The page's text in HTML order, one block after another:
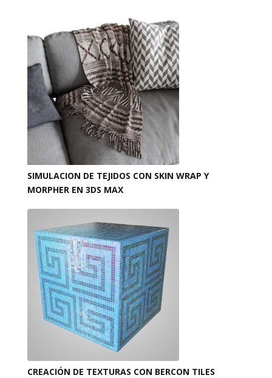
SIMULACION DE TEJIDOS CON SKIN WRAP Y
MORPHER EN 3DS MAX
CREACIÓN DE TEXTURAS CON BERCON TILES